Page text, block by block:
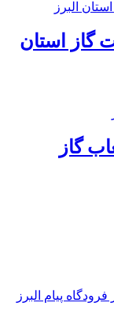
گاز استان
گاز